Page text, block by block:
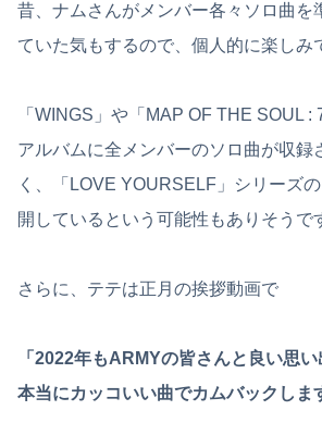
昔、ナムさんがメンバー各々ソロ曲を
ていた気もするので、個人的に楽しみ
「WINGS」や「MAP OF THE SOUL
アルバムに全メンバーのソロ曲が収録
く、「LOVE YOURSELF」シリーズ
開しているという可能性もありそうで
さらに、テテは正月の挨拶動画で
「2022年もARMYの皆さんと良い思い
本当にカッコいい曲でカムバックしま